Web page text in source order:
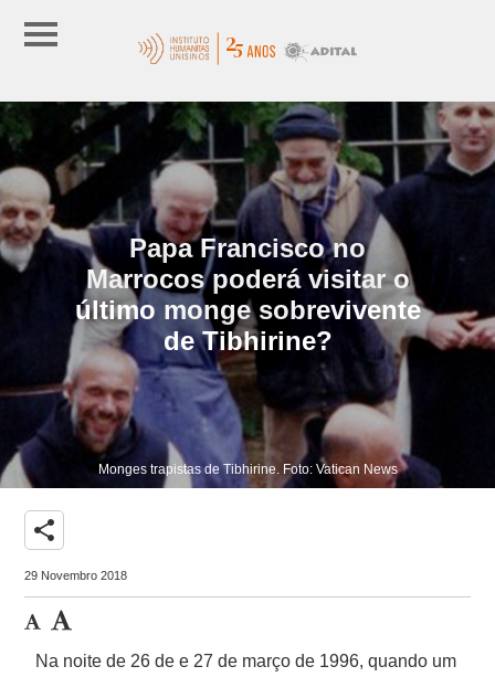
Papa Francisco no
Marrocos poderá visitar o
último monge sobrevivente
de Tibhirine?
Monges trapistas de Tibhirine. Foto: Vatican News
share
29 Novembro 2018
Na noite de 26 de e 27 de março de 1996, quando um